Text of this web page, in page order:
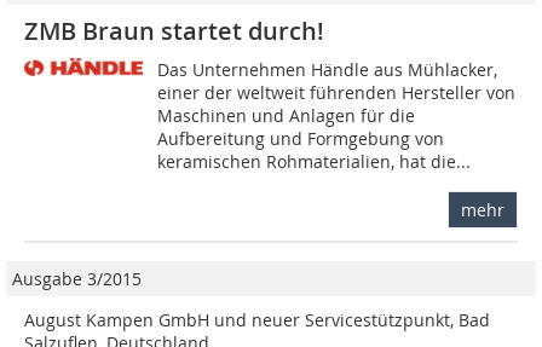
ZMB Braun startet durch!
Das Unternehmen Händle aus Mühlacker,
einer der weltweit führenden Hersteller von
Maschinen und Anlagen für die
Aufbereitung und Formgebung von
keramischen Rohmaterialien, hat die...
mehr
Ausgabe 3/2015
August Kampen GmbH und neuer Servicestützpunkt, Bad
Salzuflen, Deutschland